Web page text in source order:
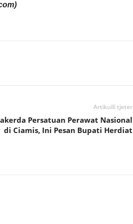
Artikulli tjetër
Persatuan Perawat Nasional
di Ciamis, Ini Pesan Bupati Herdiat